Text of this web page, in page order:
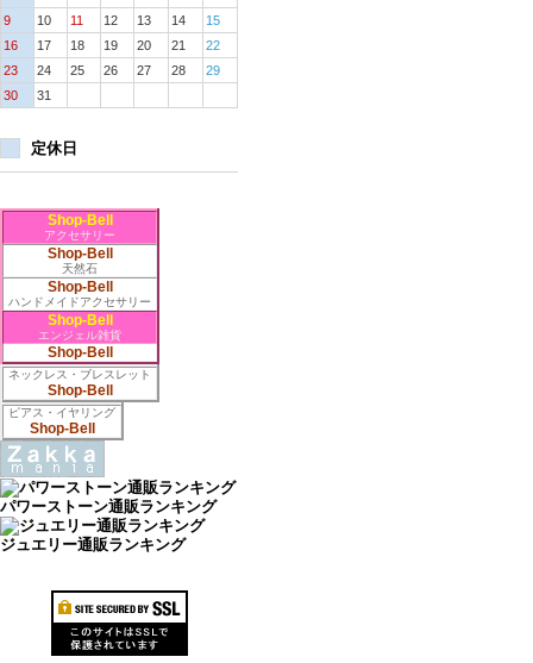
9
10 11 12 13 14
15
16
17 18 19 20 21
22
23
24 25 26 27 28
29
30
31
定休日
Shop-Bell
アクセサリー
Shop-Bell
天然石
Shop-Bell
ハンドメイドアクセサリー
Shop-Bell
エンジェル雑貨
Shop-Bell
ネックレス・ブレスレット
Shop-Bell
ピアス・イヤリング
Shop-Bell
パワーストーン通販ランキング
ジュエリー通販ランキング